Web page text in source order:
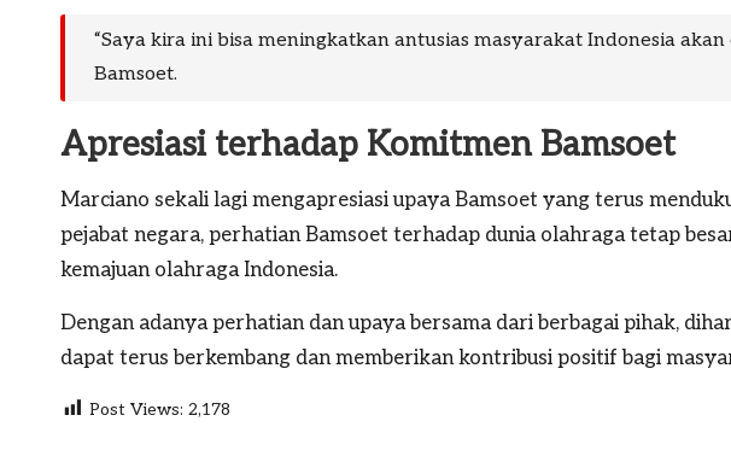
“Saya kira ini bisa meningkatkan antusias masyarakat Indonesia
Bamsoet.
Apresiasi terhadap Komitmen Bamsoet
Marciano sekali lagi mengapresiasi upaya Bamsoet yang terus
pejabat negara, perhatian Bamsoet terhadap dunia olahraga tetap
kemajuan olahraga Indonesia.
Dengan adanya perhatian dan upaya bersama dari berbagai pihak,
dapat terus berkembang dan memberikan kontribusi positif bagi
Post Views: 2,178